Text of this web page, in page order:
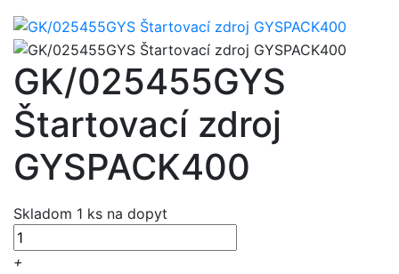
GK/025455GYS
Štartovací zdroj
GYSPACK400
Skladom 1 ks na dopyt
+